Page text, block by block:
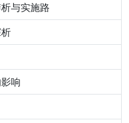
与实施路
响